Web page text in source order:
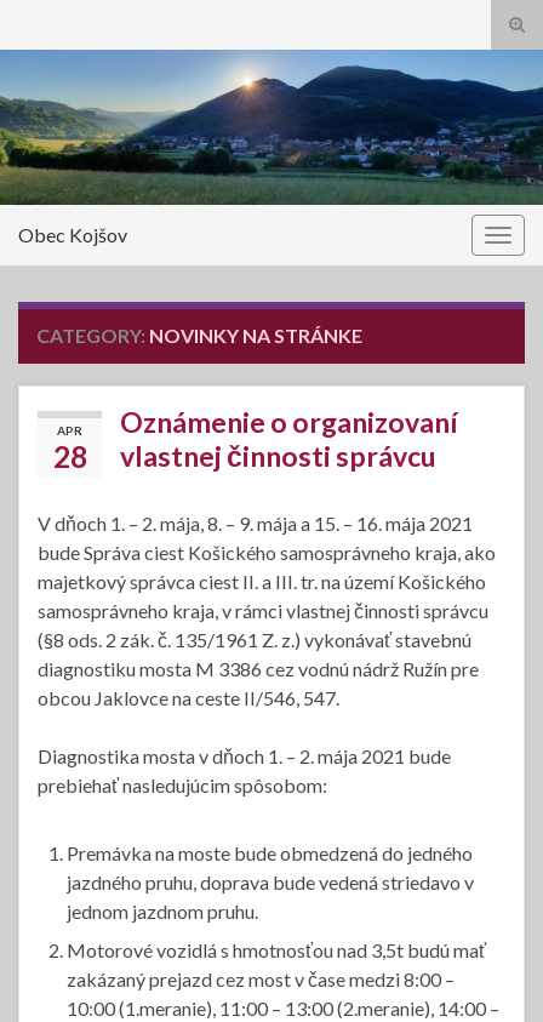
Obec Kojšov
CATEGORY: NOVINKY NA STRÁNKE
APR
28
Oznámenie o organizovaní
vlastnej činnosti správcu
V dňoch 1. – 2. mája, 8. – 9. mája a 15. – 16. mája 2021
bude Správa ciest Košického samosprávneho kraja, ako
majetkový správca ciest II. a III. tr. na území Košického
samosprávneho kraja, v rámci vlastnej činnosti správcu
(§8 ods. 2 zák. č. 135/1961 Z. z.) vykonávať stavebnú
diagnostiku mosta M 3386 cez vodnú nádrž Ružín pre
obcou Jaklovce na ceste II/546, 547.
Diagnostika mosta v dňoch 1. – 2. mája 2021 bude
prebiehať nasledujúcim spôsobom:
Premávka na moste bude obmedzená do jedného
jazdného pruhu, doprava bude vedená striedavo v
jednom jazdnom pruhu.
Motorové vozidlá s hmotnosťou nad 3,5t budú mať
zakázaný prejazd cez most v čase medzi 8:00 –
10:00 (1.meranie), 11:00 – 13:00 (2.meranie), 14:00 –